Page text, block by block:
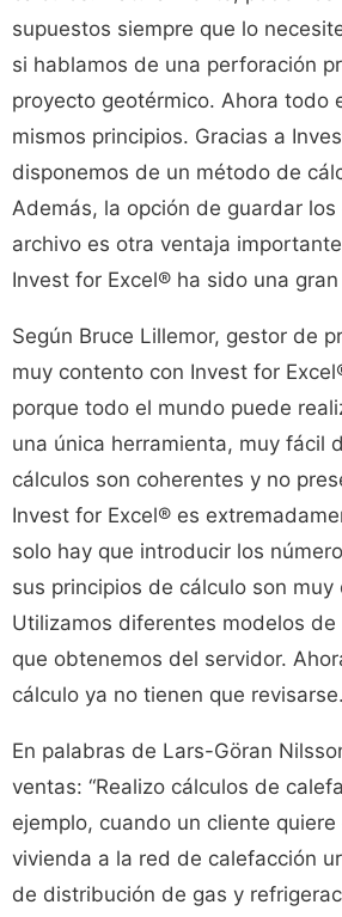
supuestos siempre que lo
si hablamos de una perforación
proyecto geotérmico. Ahora todo
mismos principios. Gracias a
disponemos de un método de
Además, la opción de guardar
archivo es otra ventaja
Invest for Excel® ha sido una gran
Según Bruce Lillemor, gestor de
muy contento con Invest for
porque todo el mundo puede
una única herramienta, muy fácil
cálculos son coherentes y no
Invest for Excel® es
solo hay que introducir los
sus principios de cálculo son muy
Utilizamos diferentes modelos de
que obtenemos del servidor.
cálculo ya no tienen que
En palabras de Lars-Göran
ventas: “Realizo cálculos de
ejemplo, cuando un cliente
vivienda a la red de calefacción
de distribución de gas y